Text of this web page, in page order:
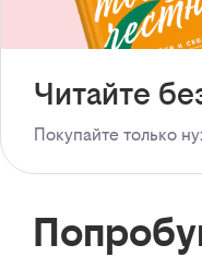
Читайте
Покупайте только